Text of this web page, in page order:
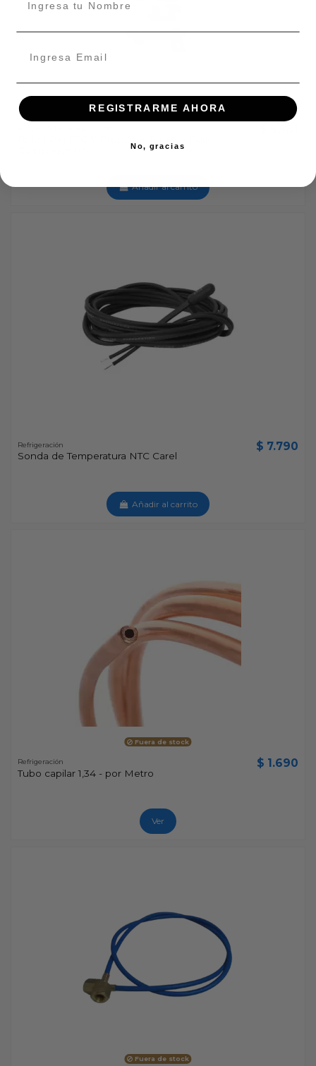
Añadir al carrito
Refrigeración
Sonda de Temperatura NTC Carel
$ 7.790
Añadir al carrito
Fuera de stock
Refrigeración
Tubo capilar 1,34 - por Metro
$ 1.690
Ver
Fuera de stock
REGISTRARME AHORA
No, gracias